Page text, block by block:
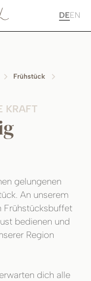
DEEN
Frühstück
KRAFT
gelungenen
An unserem
Frühstücksbuffet
bedienen und
Region
erwarten dich alle